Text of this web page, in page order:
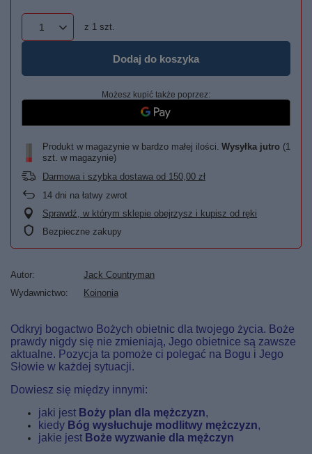
z 1 szt.
Dodaj do koszyka
Możesz kupić także poprzez:
Produkt w magazynie w bardzo małej ilości Wysyłka jutro (1
szt. w magazynie)
Darmowa i szybka dostawa od 150,00 zł
14 dni na łatwy zwrot
Sprawdź, w którym sklepie obejrzysz i kupisz od ręki
Bezpieczne zakupy
Autor
Jack Countryman
Wydawnictwo
Koinonia
Odkryj bogactwo Bożych obietnic dla twojego życia. Boże
prawdy nigdy się nie zmieniają, Jego obietnice są zawsze
aktualne. Pozycja ta pomoże ci polegać na Bogu i Jego
Słowie w każdej sytuacji.
Dowiesz się między innymi:
jaki jest Boży plan dla mężczyzn,
kiedy Bóg wysłuchuje modlitwy mężczyzn,
jakie jest Boże wyzwanie dla mężczyn